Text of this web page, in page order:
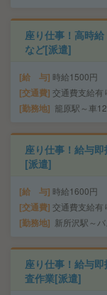
座り仕事！高時
など[派遣]
給 与 時給1500円
交通費 交通費支給有
勤務地 籠原駅～車
座り仕事！給与
[派遣]
給 与 時給1600円
交通費 交通費支給有
勤務地 新所沢駅～
座り仕事！給与
査作業[派遣]